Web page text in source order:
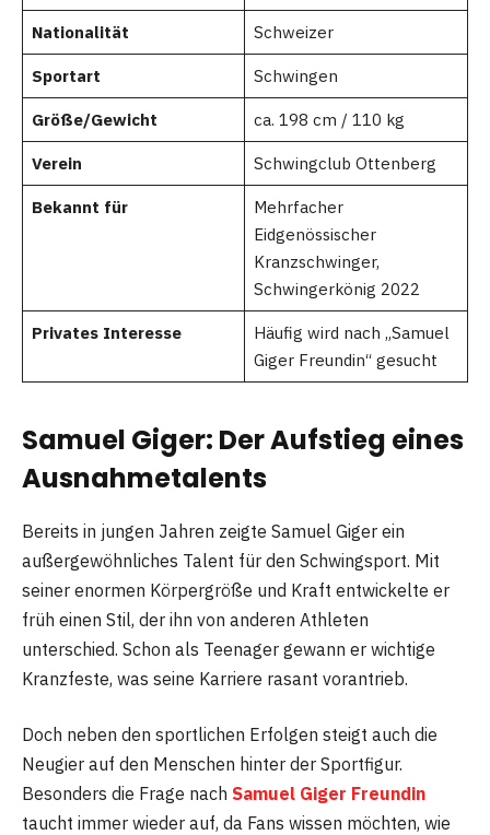
Nationalität Schweizer
Sportart Schwingen
Größe/Gewicht ca. 198 cm / 110 kg
Verein Schwingclub Ottenberg
Bekannt für
Mehrfacher
Eidgenössischer
Kranzschwinger,
Schwingerkönig 2022
Privates Interesse
Häufig wird nach „Samuel
Giger Freundin“ gesucht
Samuel Giger: Der Aufstieg eines
Ausnahmetalents
Bereits in jungen Jahren zeigte Samuel Giger ein
außergewöhnliches Talent für den Schwingsport. Mit
seiner enormen Körpergröße und Kraft entwickelte er
früh einen Stil, der ihn von anderen Athleten
unterschied. Schon als Teenager gewann er wichtige
Kranzfeste, was seine Karriere rasant vorantrieb.
Doch neben den sportlichen Erfolgen steigt auch die
Neugier auf den Menschen hinter der Sportfigur.
Besonders die Frage nach Samuel Giger Freundin
taucht immer wieder auf, da Fans wissen möchten, wie